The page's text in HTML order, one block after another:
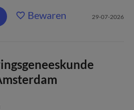
Bewaren 29-07-2026